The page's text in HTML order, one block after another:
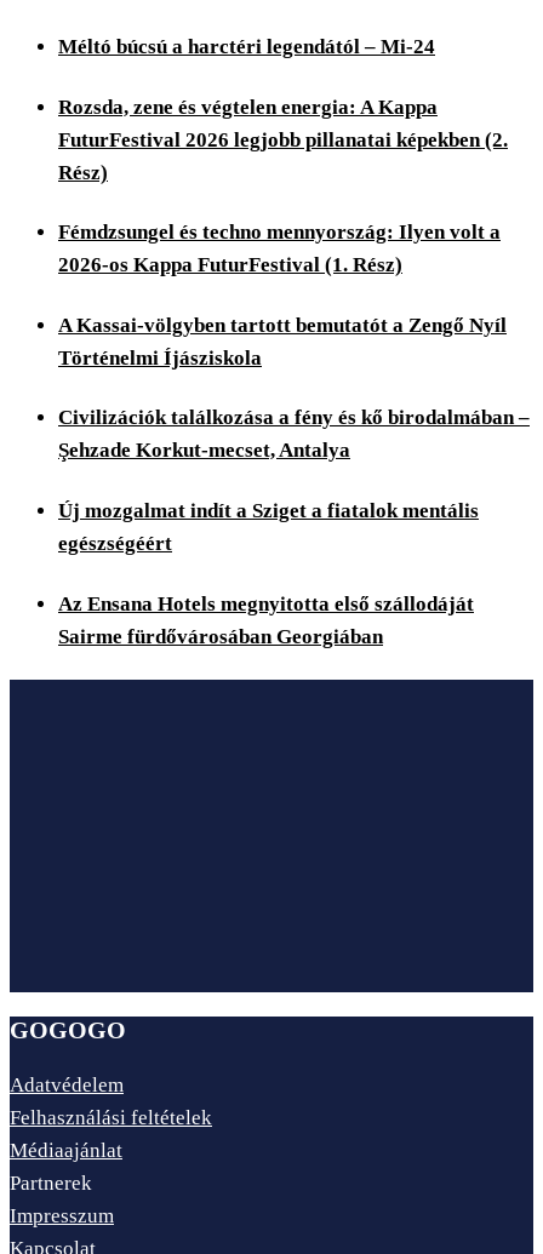
Méltó búcsú a harctéri legendától – Mi-24
Rozsda, zene és végtelen energia: A Kappa
FuturFestival 2026 legjobb pillanatai képekben (2.
Rész)
Fémdzsungel és techno mennyország: Ilyen volt a
2026-os Kappa FuturFestival (1. Rész)
A Kassai-völgyben tartott bemutatót a Zengő Nyíl
Történelmi Íjásziskola
Civilizációk találkozása a fény és kő birodalmában –
Şehzade Korkut-mecset, Antalya
Új mozgalmat indít a Sziget a fiatalok mentális
egészségéért
Az Ensana Hotels megnyitotta első szállodáját
Sairme fürdővárosában Georgiában
GOGOGO
Adatvédelem
Felhasználási feltételek
Médiaajánlat
Partnerek
Impresszum
Kapcsolat